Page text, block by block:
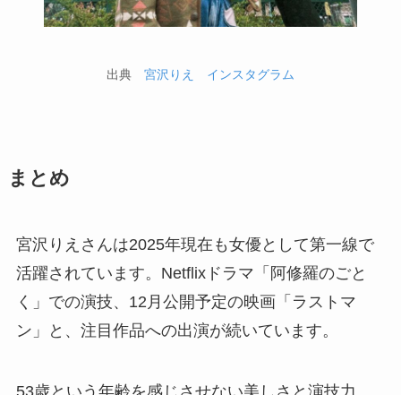
出典 宮沢りえ インスタグラム
まとめ
宮沢りえさんは2025年現在も女優として第一線で
活躍されています。Netflixドラマ「阿修羅のごと
く」での演技、12月公開予定の映画「ラストマ
ン」と、注目作品への出演が続いています。